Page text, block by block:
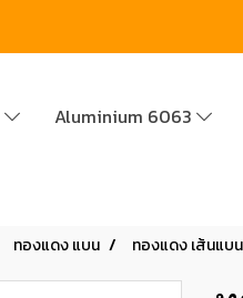
Aluminium 6063
ทองแดง แบน ทองแดง เส้นแบ